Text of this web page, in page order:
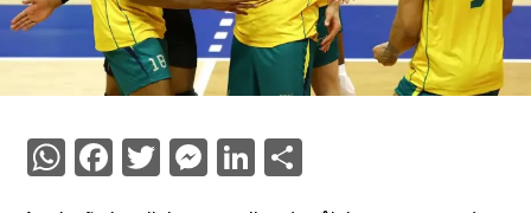
WhatsApp
Facebook
Twitter
Messenger
LinkedIn
Share